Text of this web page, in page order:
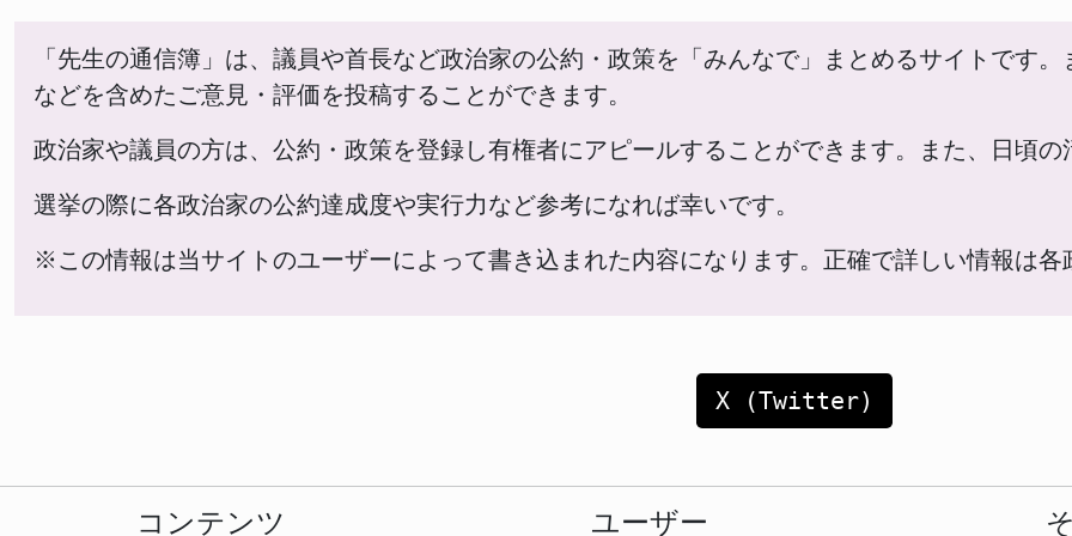
「先生の通信簿」は、議員や首長など政治家の公約・政策を「みんなで」まとめるサイトです
などを含めたご意見・評価を投稿することができます。
政治家や議員の方は、公約・政策を登録し有権者にアピールすることができます。また、日頃
選挙の際に各政治家の公約達成度や実行力など参考になれば幸いです。
※この情報は当サイトのユーザーによって書き込まれた内容になります。正確で詳しい情報は
X (Twitter)
コンテンツ ユーザー